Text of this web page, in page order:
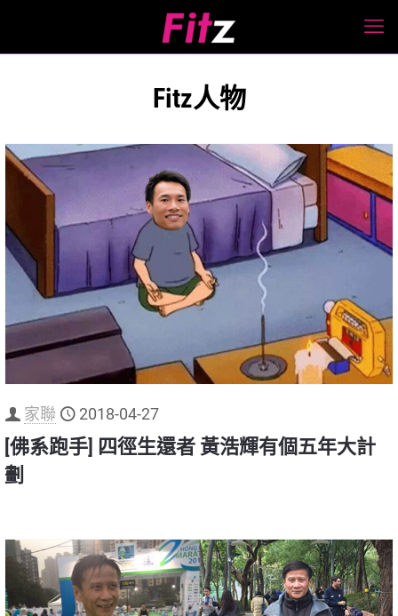
Fitz人物
家聯 2018-04-27
[佛系跑手] 四徑生還者 黃浩輝有個五年大計
劃